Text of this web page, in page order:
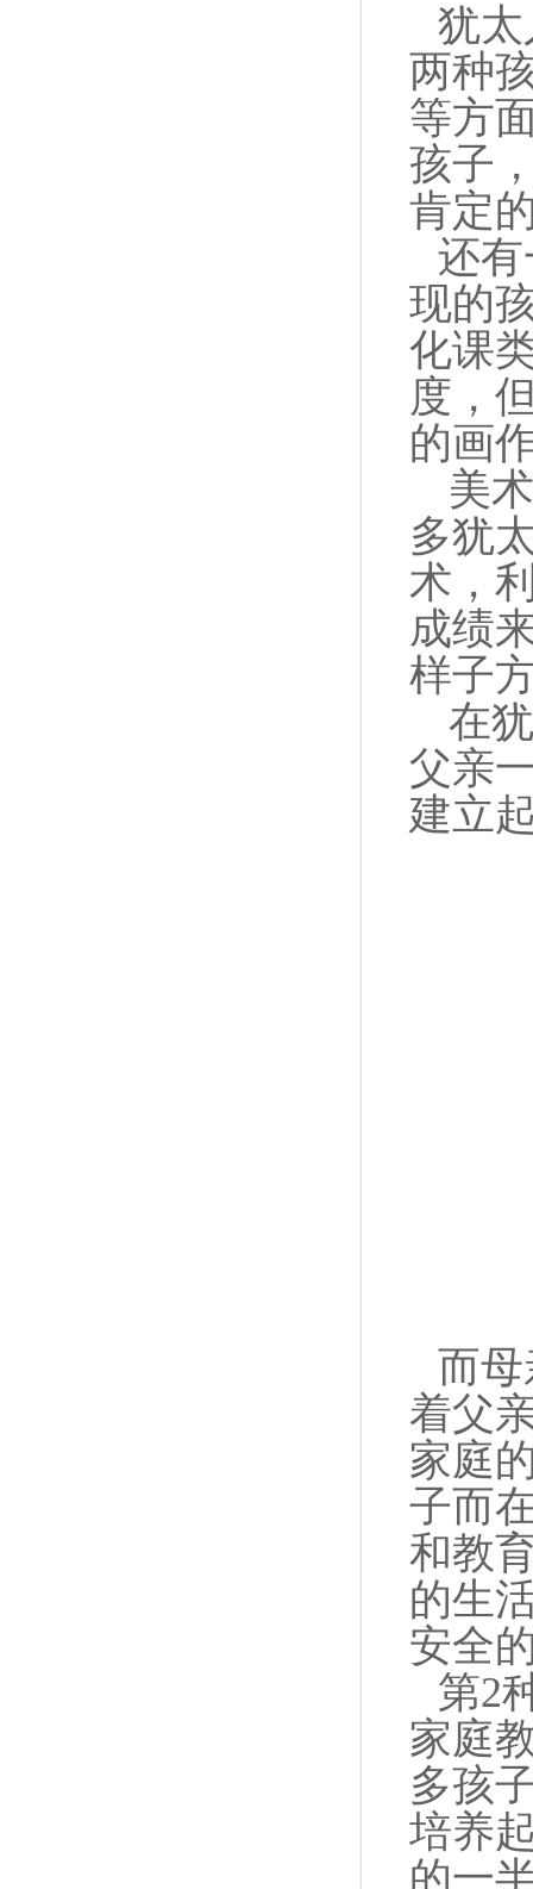
犹
两种
等方
孩子
肯定
还
现的
化课
度，
的画
美
多犹
术，
成绩
样子
在
父亲
建立
而
着父
家庭
子而
和教
的生
安全
第2
家庭
多孩
培养
的一